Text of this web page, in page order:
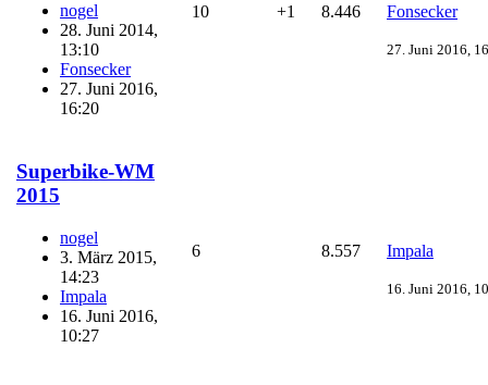
nogel
28. Juni 2014,
13:10
Fonsecker
27. Juni 2016,
16:20
10 +1 8.446 Fonsecker
27. Juni 2016,
Superbike-WM
2015
nogel
3. März 2015,
14:23
Impala
16. Juni 2016,
10:27
6 8.557 Impala
16. Juni 2016,